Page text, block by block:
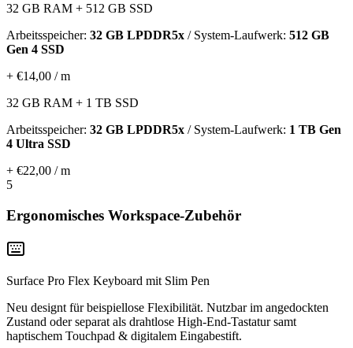
32 GB RAM + 512 GB SSD
Arbeitsspeicher: 32 GB LPDDR5x / System-Laufwerk: 512 GB
Gen 4 SSD
+ €14,00 / m
32 GB RAM + 1 TB SSD
Arbeitsspeicher: 32 GB LPDDR5x / System-Laufwerk: 1 TB Gen
4 Ultra SSD
+ €22,00 / m
5
Ergonomisches Workspace-Zubehör
Surface Pro Flex Keyboard mit Slim Pen
Neu designt für beispiellose Flexibilität. Nutzbar im angedockten
Zustand oder separat als drahtlose High-End-Tastatur samt
haptischem Touchpad & digitalem Eingabestift.